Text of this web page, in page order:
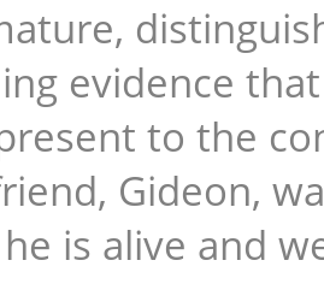
evidence
to the
Gideon,
is alive and